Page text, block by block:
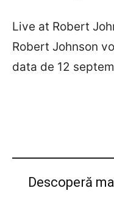
Live at Robert
Robert Johnson
data de 12
Descoperă